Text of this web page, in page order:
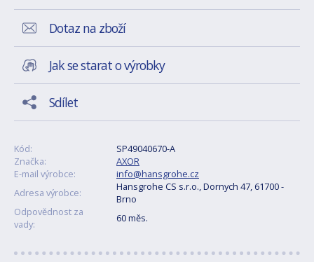
Dotaz na zboží
Jak se starat o výrobky
Sdílet
Kód:
SP49040670-A
Značka:
AXOR
E-mail výrobce:
info@hansgrohe.cz
Adresa výrobce:
Hansgrohe CS s.r.o., Dornych 47, 61700 -
Brno
Odpovědnost za
vady:
60 měs.